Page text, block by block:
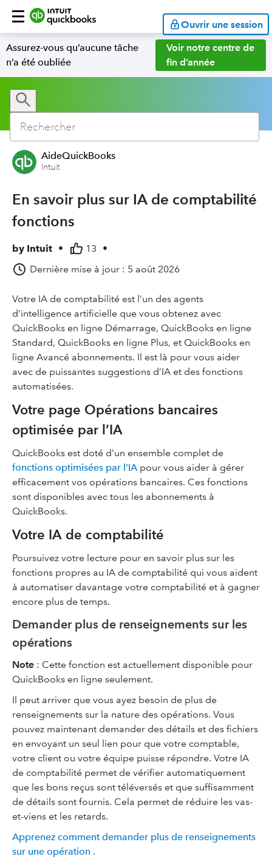
Ouvrir une session
Assurez-vous qu’aucune tâche
n’a été oubliée
Voir notre centre de
fin d’année
AideQuickBooks
Intuit
En savoir plus sur IA de comptabilité
fonctions
by Intuit • 13
•
Dernière mise à jour : 5 août 2026
Votre IA de comptabilité est l’un des agents
d’intelligence artificielle que vous obtenez avec
QuickBooks en ligne Démarrage, QuickBooks en ligne
Standard, QuickBooks en ligne Plus, et QuickBooks en
ligne Avancé abonnements. Il est là pour vous aider
avec de puissantes suggestions d’IA et des fonctions
automatisées.
Votre page Opérations bancaires
optimisée par l’IA
QuickBooks est doté d’un ensemble complet de
fonctions optimisées par l’IApour vous aider à gérer
efficacement vos opérations bancaires. Ces fonctions
sont disponibles avec tous les abonnements à
QuickBooks.
Votre IA de comptabilité
Poursuivez votre lecture pour en savoir plus sur les
fonctions propres au IA de comptabilité qui vous aident
à automatiser davantage votre comptabilité et à gagner
encore plus de temps.
Demander plus de renseignements sur les
opérations
Note : Cette fonction est actuellement disponible pour
QuickBooks en ligne seulement.
Il peut arriver que vous ayez besoin de plus de
renseignements sur la nature des opérations. Vous
pouvez maintenant demander des détails et des fichiers
en envoyant un seul lien pour que votre comptable,
votre client ou votre équipe puisse répondre. Votre IA
de comptabilité permet de vérifier automatiquement
que les bons reçus sont téléversés et que suffisamment
de détails sont fournis. Cela permet de réduire les vas-
et-viens et les retards.
Apprenez comment demander plus de renseignements
sur une opération .